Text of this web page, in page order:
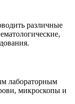
различные
лабораторным
микроскопы и